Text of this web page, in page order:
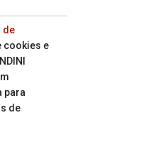
de
cookies e
para
de